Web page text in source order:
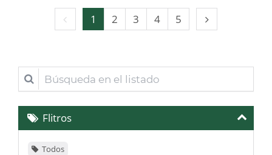
Página
anterior
1 2 3 4 5
Página
siguiente
Búsqueda
en
el
listadoFlitros
Todos